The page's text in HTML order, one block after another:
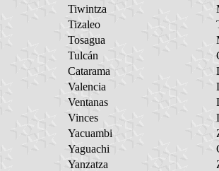
Tiwintza
Tizaleo
Tosagua
Tulcán
Catarama
Valencia
Ventanas
Vinces
Yacuambi
Yaguachi
Yanzatza